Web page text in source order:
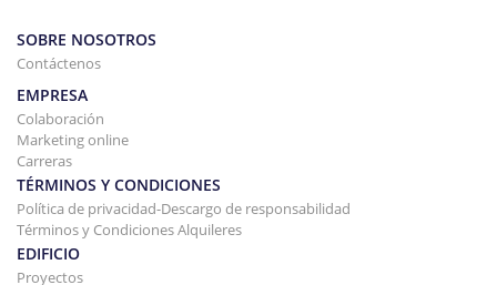
SOBRE NOSOTROS
Contáctenos
EMPRESA
Colaboración
Marketing online
Carreras
TÉRMINOS Y CONDICIONES
Política de privacidad-Descargo de responsabilidad
Términos y Condiciones Alquileres
EDIFICIO
Proyectos